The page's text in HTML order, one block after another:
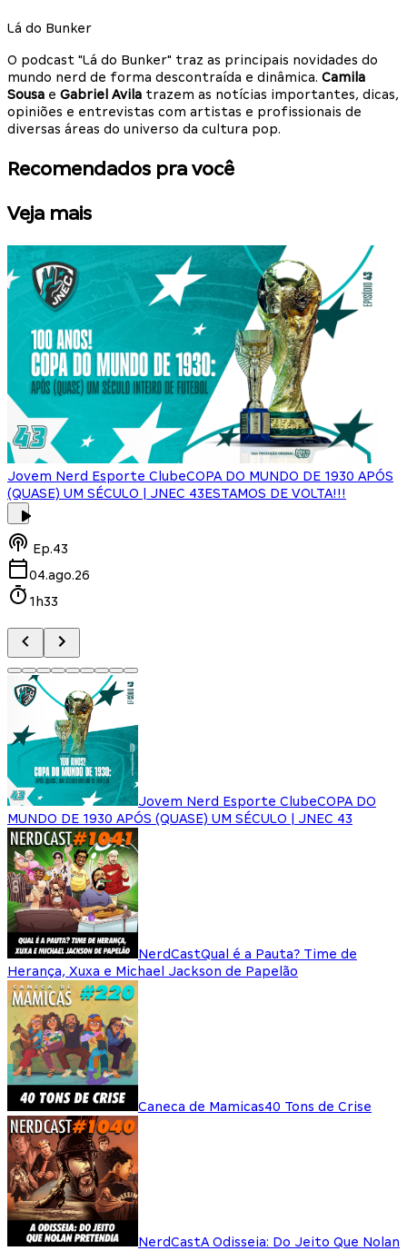
Lá do Bunker
O podcast "Lá do Bunker" traz as principais novidades do
mundo nerd de forma descontraída e dinâmica. Camila
Sousa e Gabriel Avila trazem as notícias importantes, dicas,
opiniões e entrevistas com artistas e profissionais de
diversas áreas do universo da cultura pop.
Recomendados pra você
Veja mais
Jovem Nerd Esporte ClubeCOPA DO MUNDO DE 1930 APÓS
(QUASE) UM SÉCULO | JNEC 43ESTAMOS DE VOLTA!!!
Ep.43
04.ago.26
1h33
Jovem Nerd Esporte ClubeCOPA DO
MUNDO DE 1930 APÓS (QUASE) UM SÉCULO | JNEC 43
NerdCastQual é a Pauta? Time de
Herança, Xuxa e Michael Jackson de Papelão
Caneca de Mamicas40 Tons de Crise
NerdCastA Odisseia: Do Jeito Que Nolan